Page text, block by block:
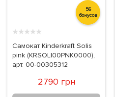
56
бонусов
★★★★★
Самокат Kinderkraft Solis
pink (KRSOLI00PNK0000),
арт. 00-00305312
2790 грн